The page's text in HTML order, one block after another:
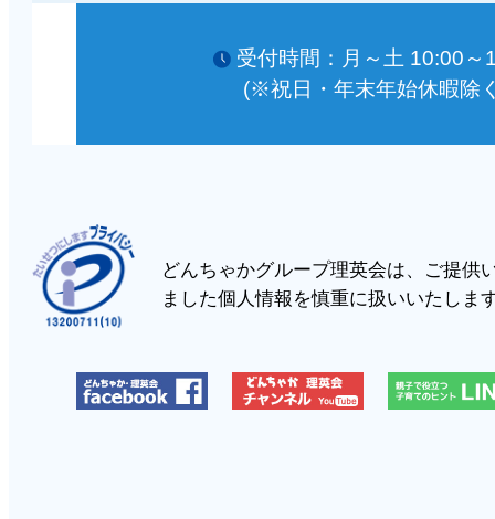
受付時間：月～土 10:00～
(※祝日・年末年始休暇除
どんちゃかグループ理英会は、ご提供
ました個人情報を慎重に扱いいたしま